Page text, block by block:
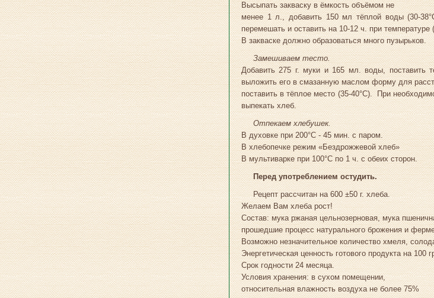
Высыпать закваску в ёмкость объёмом не
менее 1 л., добавить 150 мл тёплой воды (30-
перемешать и оставить на 10-12 ч. при температуре
В закваске должно образоваться много пузырьков.
Замешиваем тесто.
Добавить 275 г. муки и 165 мл. воды, поставить
выложить его в смазанную маслом форму для
поставить в тёплое место (35-40°С). При
выпекать хлеб.
Отпекаем хлебушек.
В духовке при 200°С - 45 мин. с паром.
В хлебопечке режим «Бездрожжевой хлеб»
В мультиварке при 100°С по 1 ч. с обеих сторон.
Перед употреблением остудить.
Рецепт рассчитан на 600 ±50 г. хлеба.
Желаем Вам хлеба рост!
Состав: мука ржаная цельнозерновая, мука
прошедшие процесс натурального брожения и
Возможно незначительное количество хмеля,
Энергетическая ценность готового продукта на
Срок годности 24 месяца.
Условия хранения: в сухом помещении,
относительная влажность воздуха не более 75%